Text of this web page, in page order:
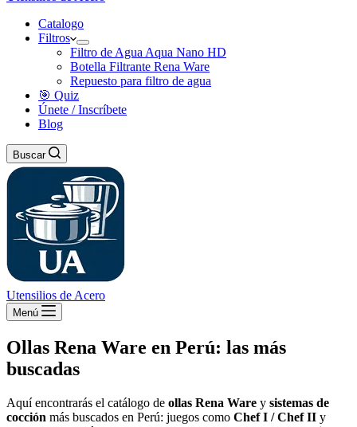
Catalogo
Filtros
Filtro de Agua Aqua Nano HD
Botella Filtrante Rena Ware
Repuesto para filtro de agua
🎯 Quiz
Únete / Inscríbete
Blog
Buscar
Utensilios de Acero
Menú
Ollas Rena Ware en Perú: las más
buscadas
Aquí encontrarás el catálogo de ollas Rena Ware y sistemas de
cocción más buscados en Perú: juegos como Chef I / Chef II y